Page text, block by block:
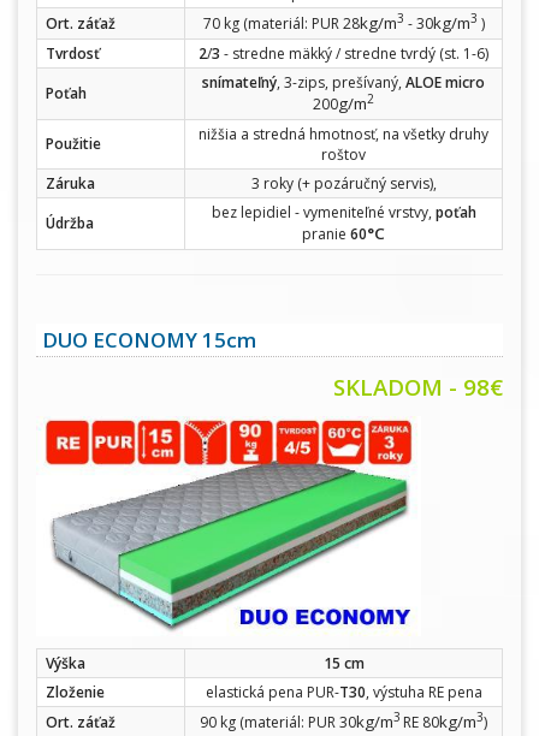
Ort. záťaž
70 kg (materiál: PUR 28kg/m3 - 30kg/m3 )
Tvrdosť
2/3 - stredne mäkký / stredne tvrdý (st. 1-6)
Poťah
snímateľný, 3-zips, prešívaný, ALOE micro
200g/m2
Použitie
nižšia a stredná hmotnosť, na všetky druhy
roštov
Záruka
3 roky (+ pozáručný servis),
Údržba
bez lepidiel - vymeniteľné vrstvy, poťah
pranie 60°C
DUO ECONOMY 15cm
SKLADOM - 98€
Výška
15 cm
Zloženie
elastická pena PUR-T30, výstuha RE pena
Ort. záťaž
90 kg (materiál: PUR 30kg/m3 RE 80kg/m3)